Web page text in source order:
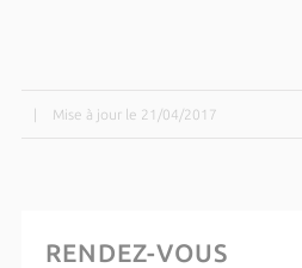
Mise à jour le 21/04/2017
RENDEZ-VOUS